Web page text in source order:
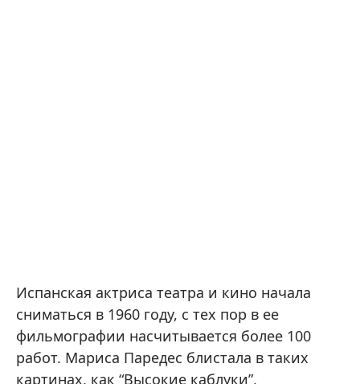
Испанская актриса театра и кино начала
сниматься в 1960 году, с тех пор в ее
фильмографии насчитывается более 100
работ. Мариса Паредес блистала в таких
картинах, как “Высокие каблуки”,